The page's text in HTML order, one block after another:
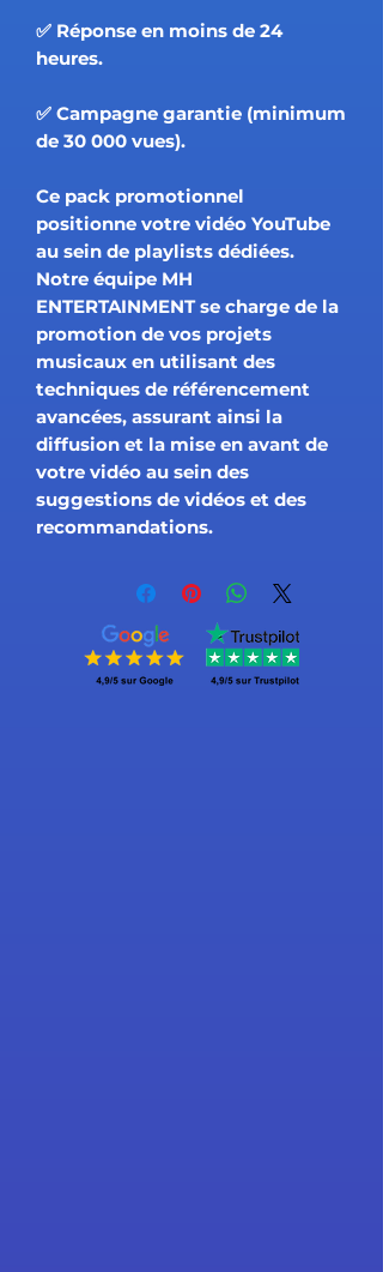
✅ Réponse en moins de 24
heures.
✅ Campagne garantie (minimum
de 30 000 vues).
Ce pack promotionnel
positionne votre vidéo YouTube
au sein de playlists dédiées.
Notre équipe MH
ENTERTAINMENT se charge de la
promotion de vos projets
musicaux en utilisant des
techniques de référencement
avancées, assurant ainsi la
diffusion et la mise en avant de
votre vidéo au sein des
suggestions de vidéos et des
recommandations.